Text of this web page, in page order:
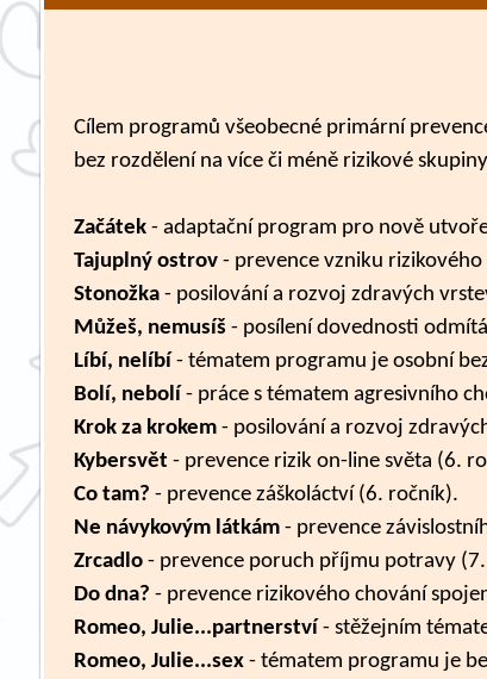
Cílem programů všeobecné primární
bez rozdělení na více či méně rizikové
Začátek - adaptační program pro nově
Tajuplný ostrov- prevence vzniku
Stonožka - posilování a rozvoj zdravých
Můžeš, nemusíš - posílení dovednosti
Líbí, nelíbí- tématem programu je osobní
Bolí, nebolí- práce s tématem agresivního
Krok za krokem- posilování a rozvoj
Kybersvět - prevence rizik on-line světa (6.
Co tam? - prevence záškoláctví (6. ročník).
Ne návykovým látkám- prevence
Zrcadlo - prevence poruch příjmu potravy
Do dna? - prevence rizikového chování
Romeo, Julie...partnerství - stěžejním
Romeo, Julie...sex- tématem programu je